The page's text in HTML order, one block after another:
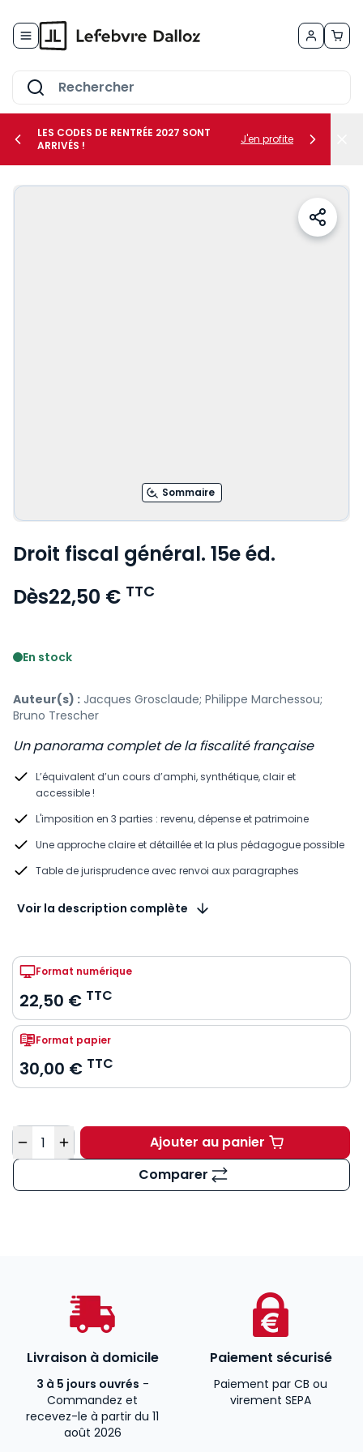
le sous-menu Vos métiers
LES CODES DE RENTRÉE 2027 SONT
ARRIVÉS !
J'en profite
Sommaire
Droit fiscal général. 15e éd.
Dès22,50 € TTC
En stock
Auteur(s) : Jacques Grosclaude; Philippe Marchessou;
Bruno Trescher
Un panorama complet de la fiscalité française
L’équivalent d’un cours d’amphi, synthétique, clair et
accessible !
L'imposition en 3 parties : revenu, dépense et patrimoine
Une approche claire et détaillée et la plus pédagogue possible
Table de jurisprudence avec renvoi aux paragraphes
Voir la description complète
Format numérique
22,50 € TTC
Format papier
30,00 € TTC
Quantité Ajouter au panierDroit fiscal général.
Comparer
Livraison à domicile
3 à 5 jours ouvrés -
Commandez et
recevez-le à partir du 11
août 2026
Paiement sécurisé
Paiement par CB ou
virement SEPA